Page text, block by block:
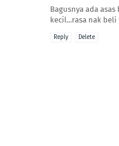
Bagusnya ada
kecil...rasa nak
Reply Delete